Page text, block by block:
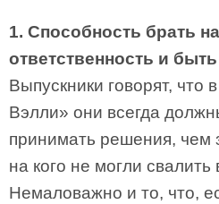
1. Способность брать
ответственность и
Выпускники говорят, что
Вэлли» они всегда
принимать решения, чем
на кого не могли
Немаловажно и то, что,